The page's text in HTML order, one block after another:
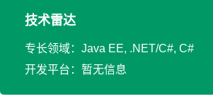
技术雷达
专长领域：Java EE, .NET/C#, C#
开发平台：暂无信息